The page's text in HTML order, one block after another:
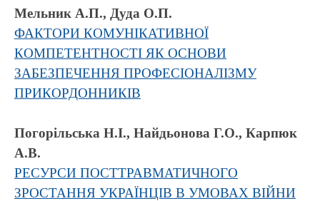
Мельник А.П., Дуда О.П.
ФАКТОРИ КОМУНІКАТИВНОЇ
КОМПЕТЕНТНОСТІ ЯК ОСНОВИ
ЗАБЕЗПЕЧЕННЯ ПРОФЕСІОНАЛІЗМУ
ПРИКОРДОННИКІВ
Погорільська Н.І., Найдьонова Г.О., Карпюк
А.В.
РЕСУРСИ ПОСТТРАВМАТИЧНОГО
ЗРОСТАННЯ УКРАЇНЦІВ В УМОВАХ ВІЙНИ